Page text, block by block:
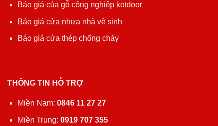
Báo giá của gỗ công nghiệp kotdoor
Báo giá cửa nhựa nhà vệ sinh
Báo giá cửa thép chống cháy
THÔNG TIN HỖ TRỢ
Miền Nam: 0846 11 27 27
Miền Trung: 0919 707 355